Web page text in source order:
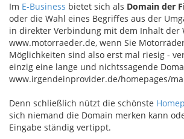
Im E-Business bietet sich als Domain der
oder die Wahl eines Begriffes aus der
in direkter Verbindung mit dem Inhalt der
www.motorraeder.de, wenn Sie
Möglichkeiten sind also erst mal riesig -
einzig eine lange und nichtssagende
www.irgendeinprovider.de/homepages/
Denn schließlich nützt die schönste
sich niemand die Domain merken kann
Eingabe ständig vertippt.